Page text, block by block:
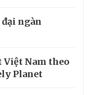
đại ngàn
Việt Nam theo
Planet